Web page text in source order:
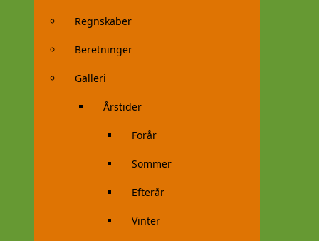
Regnskaber
Beretninger
Galleri
Årstider
Forår
Sommer
Efterår
Vinter